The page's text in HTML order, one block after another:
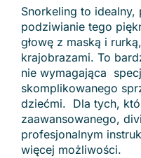
Snorkeling to idealny,
podziwianie tego
głowę z maską i
krajobrazami. To
nie wymagająca
skomplikowanego
dziećmi. Dla tych,
zaawansowanego,
profesjonalnym
więcej możliwości.